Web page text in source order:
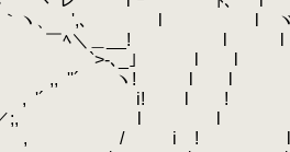
、 ',､ l l
l l シャア、ア
l l lヽ 組織を維
''´ ヽ! l l
'´ i! l ! l 結果エゥー
, / i ! l